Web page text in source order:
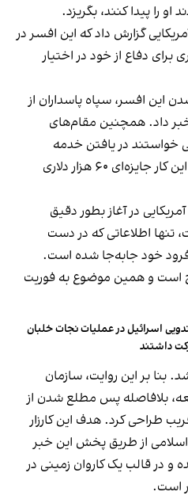
را پیدا کنند، بگریزد.
گزارش داد که این افسر در
دفاع از خود در اختیار
این افسر، سپاه پاسداران از
داد. همچنین مقام‌های
خواستند در یافتن خدمه
آمریکایی مشارکت کنند و برای این کار جایزه‌ای ۶۰ هزار دلاری
در آغاز بطور دقیق
تنها اطلاعاتی که در دست
فرود خود جابه‌جا شده است.
و همین موضوع به فوریت
اسرائیل در عملیات نجات خلبان
داشتند
بنا بر این روایت، سازمان
بلافاصله پس مطلع شدن از
طراحی کرد. هدف این کارزار
از طریق پخش این خبر
و در قالب یک کاروان زمینی در
است.